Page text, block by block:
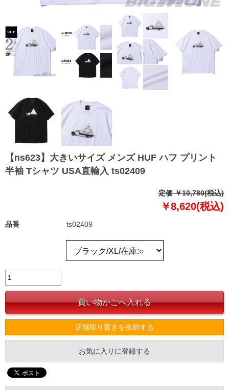
【ns623】大きいサイズ メンズ HUF ハフ プリント
半袖 Tシャツ USA直輸入 ts02409
定価 ￥10,780(税込)
￥8,620(税込)
品番 ts02409
店舗取り置きを依頼する
お気に入りに登録する